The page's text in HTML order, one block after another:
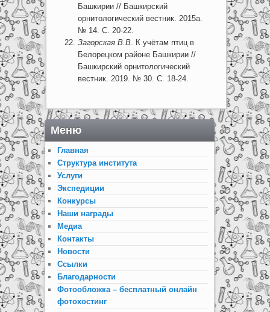
Башкирии // Башкирский
орнитологический вестник. 2015а.
№ 14. С. 20-22.
Загорская В.В. К учётам птиц в
Белорецком районе Башкирии //
Башкирский орнитологический
вестник. 2019. № 30. С. 18-24.
Меню
Главная
Структура института
Услуги
Экспедиции
Конкурсы
Наши награды
Медиа
Контакты
Новости
Ссылки
Благодарности
Фотообложка – бесплатный онлайн
фотохостинг